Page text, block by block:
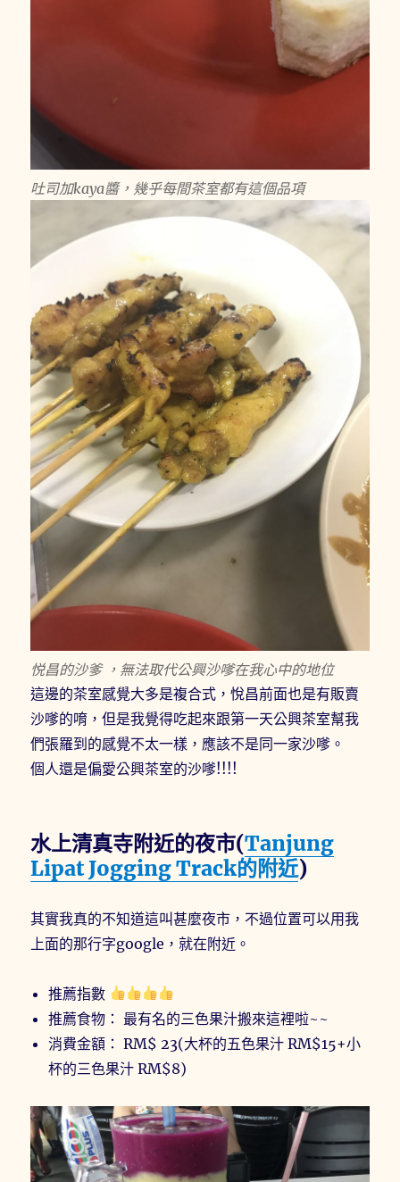
吐司加kaya醬，幾乎每間茶室都有這個品項
悦昌的沙爹 ，無法取代公興沙嗲在我心中的地位
這邊的茶室感覺大多是複合式，悅昌前面也是有販賣
沙嗲的唷，但是我覺得吃起來跟第一天公興茶室幫我
們張羅到的感覺不太一樣，應該不是同一家沙嗲。
個人還是偏愛公興茶室的沙嗲!!!!
水上清真寺附近的夜市(Tanjung
Lipat Jogging Track的附近)
其實我真的不知道這叫甚麼夜市，不過位置可以用我
上面的那行字google，就在附近。
推薦指數
推薦食物： 最有名的三色果汁搬來這裡啦~~
消費金額： RM$ 23(大杯的五色果汁 RM$15+小
杯的三色果汁 RM$8)